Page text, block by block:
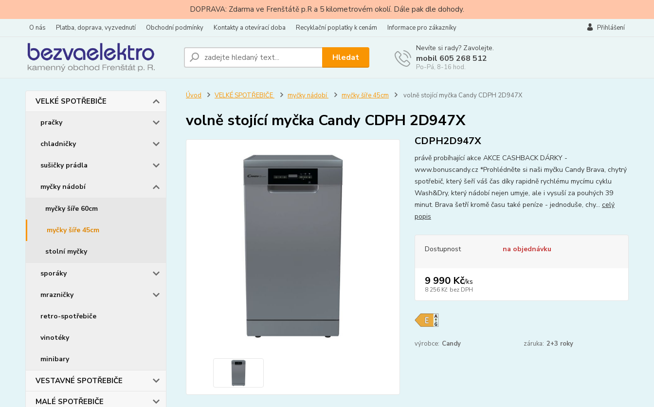
DOPRAVA: Zdarma ve Frenštátě p.R a 5 kilometrovém okolí. Dále pak dle dohody.
O nás Platba, doprava, vyzvednutí Obchodní podmínky Kontakty a otevírací doba Recyklační poplatky k cenám Informace pro zákazníky Přihlášení
Hledat
Nevíte si rady? Zavolejte.
mobil 605 268 512
Po-Pá, 8-16 hod.
VELKÉ SPOTŘEBIČE
pračky
chladničky
sušičky prádla
myčky nádobí
myčky šíře 60cm
myčky šíře 45cm
stolní myčky
sporáky
mrazničky
retro-spotřebiče
vinotéky
minibary
VESTAVNÉ SPOTŘEBIČE
MALÉ SPOTŘEBIČE
Úvod VELKÉ SPOTŘEBIČE myčky nádobí myčky šíře 45cm volně stojící myčka Candy CDPH 2D947X
volně stojící myčka Candy CDPH 2D947X
CDPH2D947X
právě probíhající akce AKCE CASHBACK DÁRKY -
www.bonuscandy.cz *Prohlédněte si naši myčku Candy Brava, chytrý
spotřebič, který šeří váš čas díky rapidně rychlému mycímu cyklu
Wash&Dry, který nádobí nejen umyje, ale i vysuší za pouhých 39
minut. Brava šetří kromě času také peníze - jednoduše, chy... celý
popis
Dostupnost na objednávku
9 990 Kč/ks
8 256 Kč bez DPH
výrobce: Candy záruka: 2+3 roky